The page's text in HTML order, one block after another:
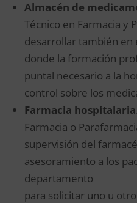
Almacén de
Técnico en Farmacia y
desarrollar también en
donde la formación
puntal necesario a la
control sobre los
Farmacia hospitalaria
Farmacia o
supervisión del
asesoramiento a los
departamento
para solicitar uno u